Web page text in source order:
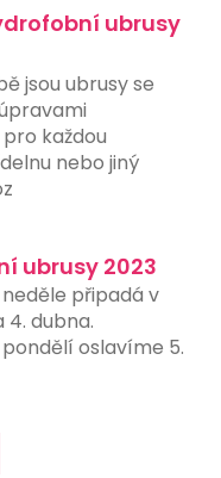
nákupy,
stanice a další
a jednoduchost
roli.
ubrusy
jsou ubrusy se
každou
nebo jiný
ubrusy 2023
připadá v
4. dubna.
oslavíme 5.